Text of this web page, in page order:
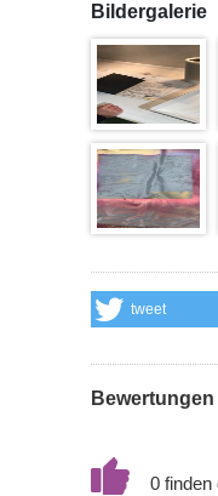
Bildergalerie
tweet
Bewertungen
0